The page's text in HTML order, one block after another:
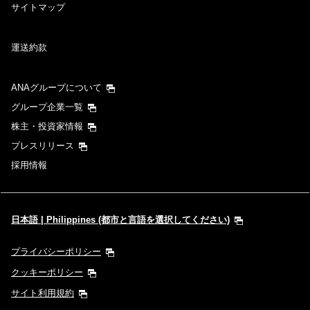
サイトマップ
運送約款
ANAグループについて
グループ企業一覧
株主・投資家情報
プレスリリース
採用情報
日本語 | Philippines (都市と言語を選択してください)
プライバシーポリシー
クッキーポリシー
サイト利用規約